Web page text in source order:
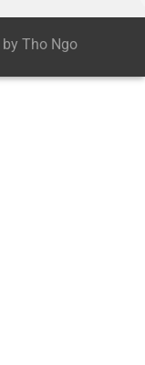
Tho Ngo